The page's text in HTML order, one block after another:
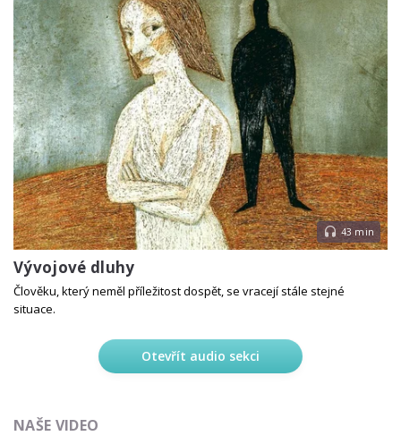
43 min
Vývojové dluhy
Člověku, který neměl příležitost dospět, se vracejí stále stejné
situace.
Otevřít audio sekci
NAŠE VIDEO